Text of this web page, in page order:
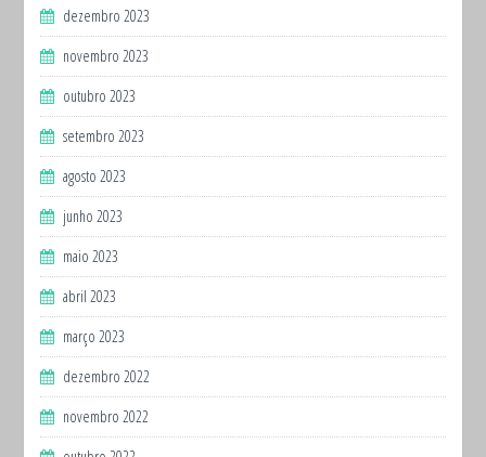
dezembro 2023
novembro 2023
outubro 2023
setembro 2023
agosto 2023
junho 2023
maio 2023
abril 2023
março 2023
dezembro 2022
novembro 2022